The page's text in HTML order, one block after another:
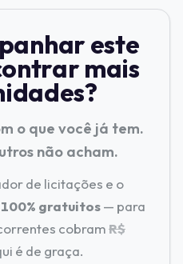
este
mais
o que você já tem.
não acham.
de licitações e o
100% gratuitos— para
cobramR$
é de graça.